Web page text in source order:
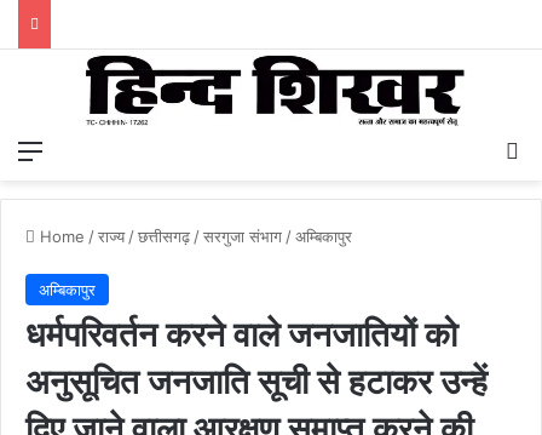
Home /राज्य/छत्तीसगढ़/सरगुजा संभाग/अम्बिकापुर
अम्बिकापुर
धर्मपरिवर्तन करने वाले जनजातियों को
अनुसूचित जनजाति सूची से हटाकर उन्हें